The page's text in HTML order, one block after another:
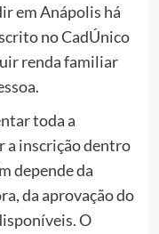
em Anápolis há
no CadÚnico
renda familiar
toda a
a inscrição dentro
depende da
da aprovação do
O